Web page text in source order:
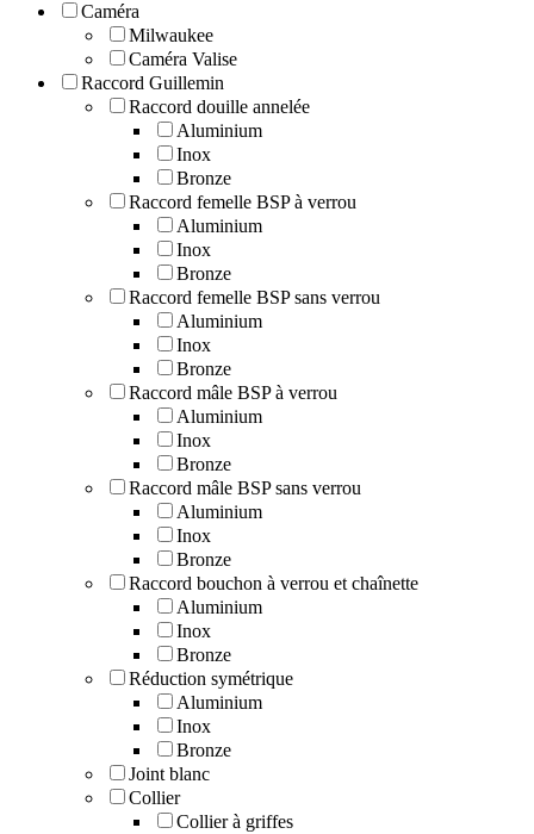
Caméra
Milwaukee
Caméra Valise
Raccord Guillemin
Raccord douille annelée
Aluminium
Inox
Bronze
Raccord femelle BSP à verrou
Aluminium
Inox
Bronze
Raccord femelle BSP sans verrou
Aluminium
Inox
Bronze
Raccord mâle BSP à verrou
Aluminium
Inox
Bronze
Raccord mâle BSP sans verrou
Aluminium
Inox
Bronze
Raccord bouchon à verrou et chaînette
Aluminium
Inox
Bronze
Réduction symétrique
Aluminium
Inox
Bronze
Joint blanc
Collier
Collier à griffes